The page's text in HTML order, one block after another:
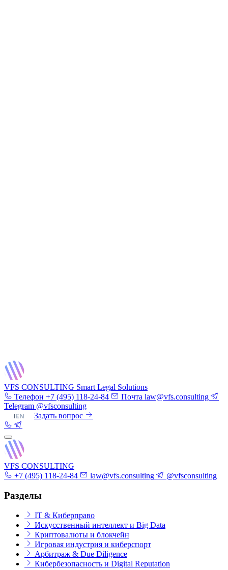
VFS CONSULTING Smart Legal Solutions
Телефон +7 (495) 118-24-84 Почта law@vfs.consulting
Telegram @vfsconsulting
|EN Задать вопрос
VFS CONSULTING
+7 (495) 118-24-84
law@vfs.consulting @vfsconsulting
Разделы
IT & Киберправо
Искусственный интеллект и Big Data
Криптовалюты и блокчейн
Игровая индустрия и киберспорт
Арбитраж & Due Diligence
Кибербезопасность и Digital Reputation